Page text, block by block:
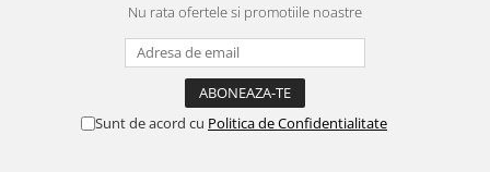
Nu rata ofertele si promotiile noastre
Sunt de acord cu Politica de Confidentialitate